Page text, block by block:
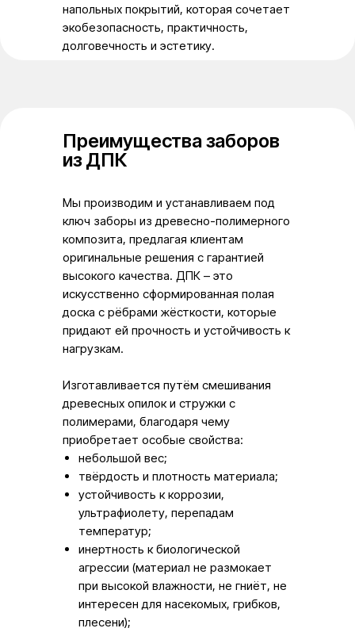
напольных покрытий, которая сочетает
экобезопасность, практичность,
долговечность и эстетику.
Преимущества заборов
из ДПК
Мы производим и устанавливаем под
ключ заборы из древесно-полимерного
композита, предлагая клиентам
оригинальные решения с гарантией
высокого качества. ДПК – это
искусственно сформированная полая
доска с рёбрами жёсткости, которые
придают ей прочность и устойчивость к
нагрузкам.
Изготавливается путём смешивания
древесных опилок и стружки с
полимерами, благодаря чему
приобретает особые свойства:
небольшой вес;
твёрдость и плотность материала;
устойчивость к коррозии,
ультрафиолету, перепадам
температур;
инертность к биологической
агрессии (материал не размокает
при высокой влажности, не гниёт, не
интересен для насекомых, грибков,
плесени);